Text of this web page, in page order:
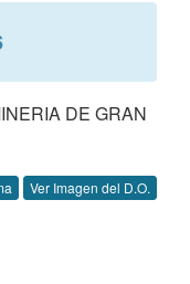
DE GRAN
Ver Imagen del D.O.